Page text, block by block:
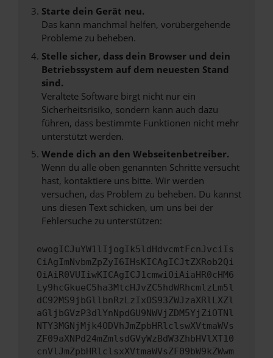
Starte dein Gerät neu.
Das kann manchmal helfen, vorübergehende
Probleme zu beheben.
Stelle sicher, dass dein Browser und dein
Betriebssystem auf dem neuesten Stand
sind.
Veraltete Software birgt nicht nur ein
Sicherheitsrisiko, sondern kann auch dazu
führen, dass bestimmte Funktionen nicht mehr
unterstützt werden.
Wende dich an den Webseitenbetreiber.
Wenn du alle oben genannten Schritte versucht
hast, kontaktiere uns bitte. Wir werden
versuchen, das Problem zu beheben. Du kannst
uns diesen Text schicken, um uns bei der
Fehlersuche zu unterstützen:
ewogICJuYW1lIjogIk5ldHdvcmtFcnJvciIs
CiAgImNvbmZpZyI6IHsKICAgICJtZXRob2Qi
OiAiR0VUIiwKICAgICJ1cmwiOiAiaHR0cHM6
Ly9hcGkueC5ha3MtcHJvZC5hdWRhcmlzLm5l
dC92MS9jbGllbnRzLzIxOS93ZWJzaXRlLXZl
aGljbGVzP3dlYnNpdGU9NWVjZDM5YjZiOTNl
NTY3MGNjMjk4ODVhJmZpbHRlclswXVtmaWVs
ZF09aXNPd24mZmlsdGVyWzBdW3ZhbHVlXT10
cnVlJmZpbHRlclsxXVtmaWVsZF09bW9kZWwm